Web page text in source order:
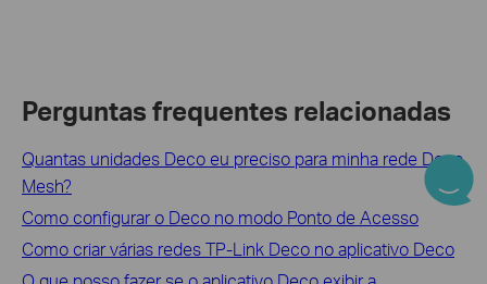
Perguntas frequentes relacionadas
Quantas unidades Deco eu preciso para minha rede Deco
Mesh?
Como configurar o Deco no modo Ponto de Acesso
Como criar várias redes TP-Link Deco no aplicativo Deco